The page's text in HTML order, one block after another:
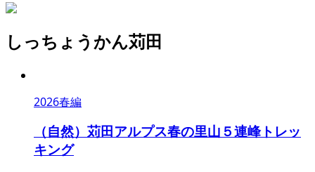
しっちょうかん苅田
2026春編
（自然）苅田アルプス春の里山５連峰トレッ
キング